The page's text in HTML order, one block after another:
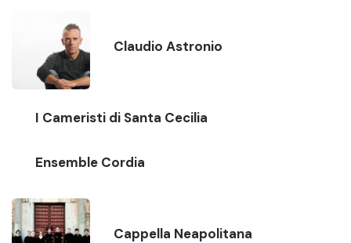
Claudio Astronio
I Cameristi di Santa Cecilia
Ensemble Cordia
Cappella Neapolitana